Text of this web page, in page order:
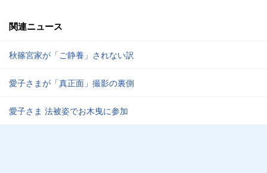
関連ニュース
秋篠宮家が「ご静養」されない訳
愛子さまが「真正面」撮影の裏側
愛子さま 法被姿でお木曳に参加